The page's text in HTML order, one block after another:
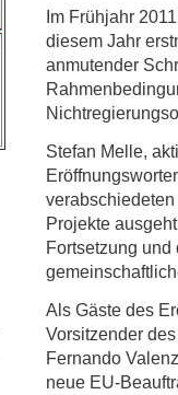
Im Frühjahr
diesem Jahr
anmutender
Stefan Melle,
Projekte
Fortsetzung
Als Gäste des
Vorsitzender
Fernando
neue EU-